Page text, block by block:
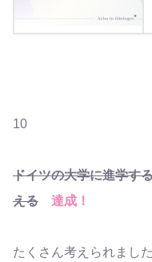
10
ドイツの大学に進学す
える 達成！
たくさん考えられまし